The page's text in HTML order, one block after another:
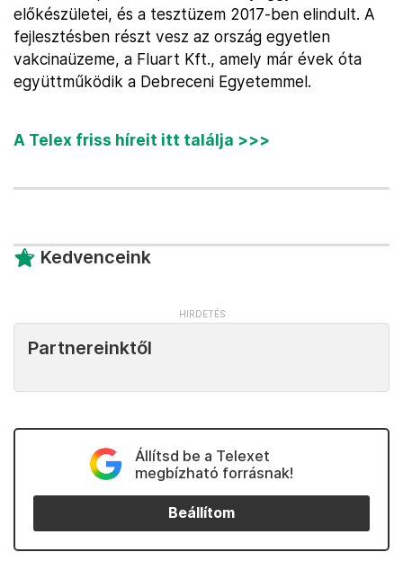
előkészületei, és a tesztüzem 2017-ben elindult. A
fejlesztésben részt vesz az ország egyetlen
vakcinaüzeme, a Fluart Kft., amely már évek óta
együttműködik a Debreceni Egyetemmel.
A Telex friss híreit itt találja >>>
Kedvenceink
Partnereinktől
Állítsd be a Telexet
megbízható forrásnak!
Beállítom